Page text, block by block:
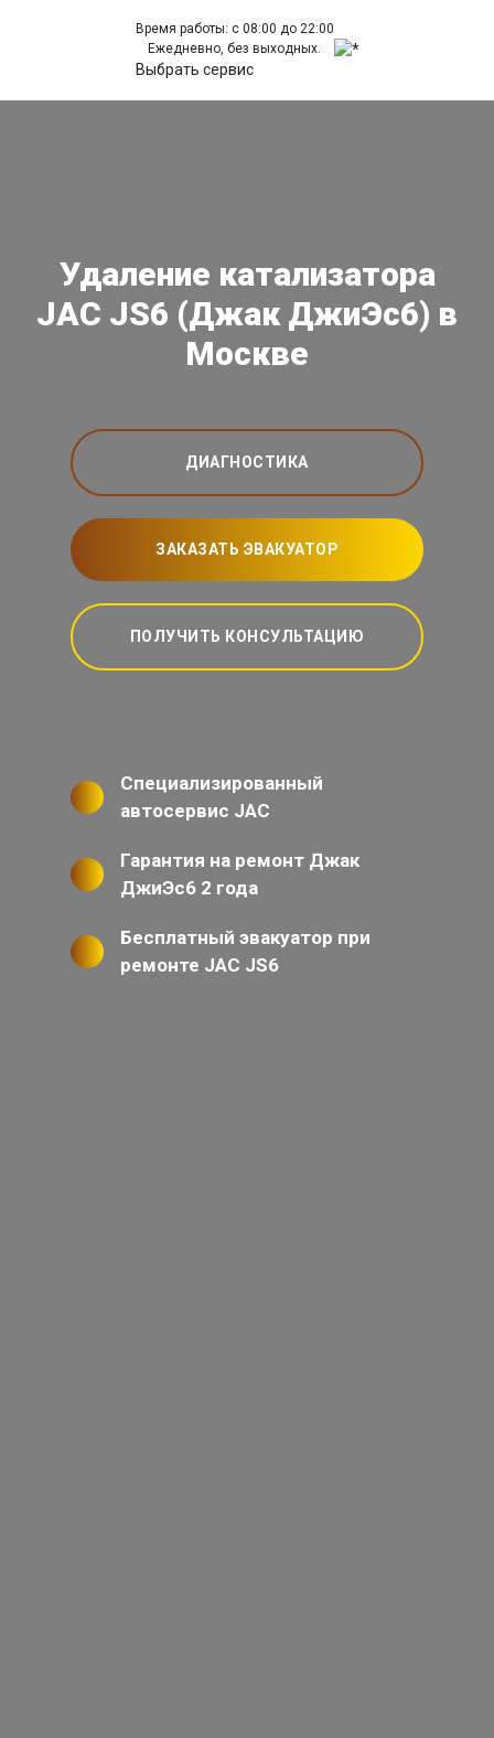
Время работы: с 08:00 до 22:00
Ежедневно, без выходных.
Выбрать сервис
Удаление катализатора
JAC JS6 (Джак ДжиЭс6) в
Москве
ДИАГНОСТИКА
ЗАКАЗАТЬ ЭВАКУАТОР
ПОЛУЧИТЬ КОНСУЛЬТАЦИЮ
Специализированный
автосервис JAC
Гарантия на ремонт Джак
ДжиЭс6 2 года
Бесплатный эвакуатор при
ремонте JAC JS6